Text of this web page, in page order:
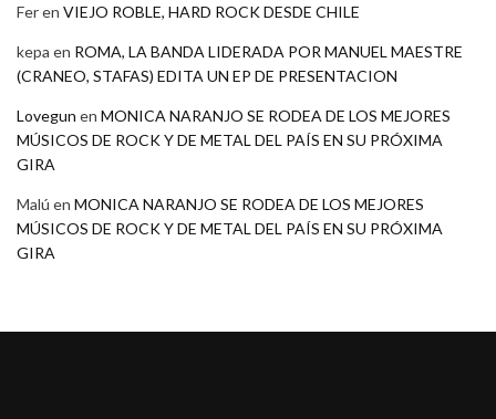
Feren VIEJO ROBLE, HARD ROCK DESDE CHILE
kepa en ROMA, LA BANDA LIDERADA POR MANUEL MAESTRE
(CRANEO, STAFAS) EDITA UN EP DE PRESENTACION
Lovegun en MONICA NARANJO SE RODEA DE LOS MEJORES
MÚSICOS DE ROCK Y DE METAL DEL PAÍS EN SU PRÓXIMA
GIRA
Malú en MONICA NARANJO SE RODEA DE LOS MEJORES
MÚSICOS DE ROCK Y DE METAL DEL PAÍS EN SU PRÓXIMA
GIRA